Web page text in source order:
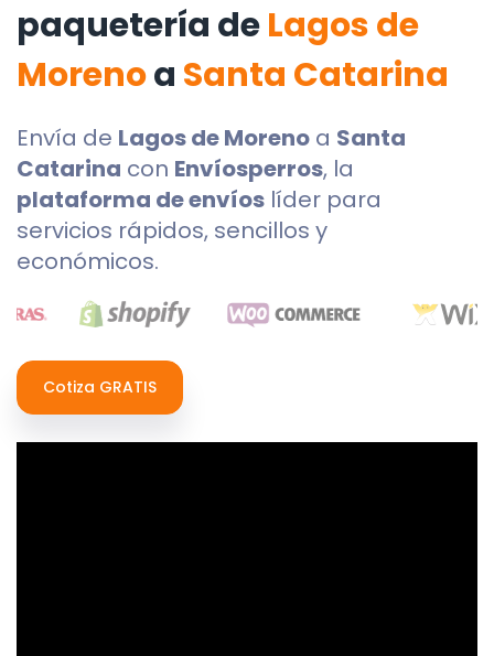
paquetería deLagos de
Morenoa Santa Catarina
Envía de Lagos de Moreno a Santa
Catarina con Envíosperros, la
plataforma de envíos líder para
servicios rápidos, sencillos y
económicos.
Cotiza GRATIS